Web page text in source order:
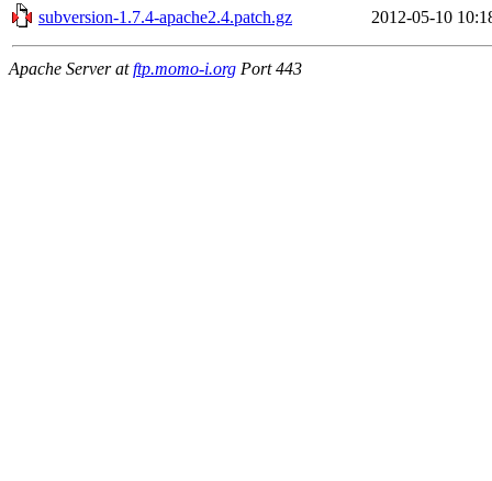
subversion-1.7.4-apache2.4.patch.gz
2012-05-10
Apache Server atftp.momo-i.org Port 443